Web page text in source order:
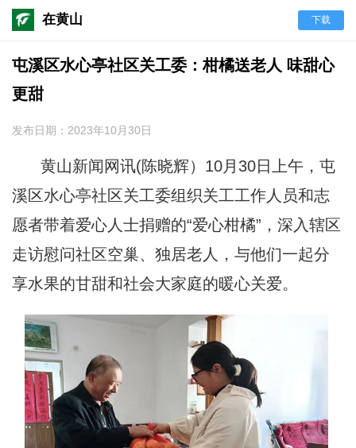
在黄山 下载
屯溪区水心亭社区关工委：柑橘送老人 味甜心
更甜
发布日期：2023年10月30日
黄山新闻网讯(陈晓辉） 10月 30日上午，屯
溪区水心亭社区关工委组织关工工作人员和志
愿者带着爱心人士捐赠的“爱心柑橘”，深入辖区
走访慰问社区空巢、独居老人，与他们一起分
享水果的甘甜和社会大家庭的暖心关爱。